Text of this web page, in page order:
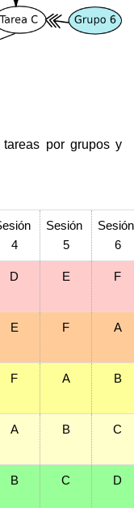
por grupos y
4
Sesión
5
Sesión
6
D E F
E F A
F A B
A B C
B C D